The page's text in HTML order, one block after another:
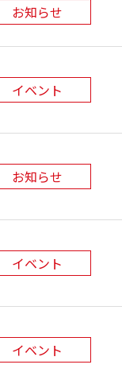
お知らせ
イベント
お知らせ
イベント
イベント